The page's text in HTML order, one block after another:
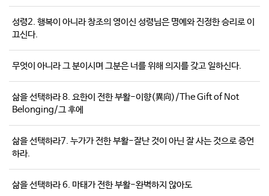
성령2. 행복이 아니라 창조의 영이신 성령님은 명예와 진정한 승리로 이
끄신다.
무엇이 아니라 그 분이시며 그분은 너를 위해 의지를 갖고 일하신다.
삶을 선택하라 8. 요한이 전한 부활-이향(異向)/The Gift of Not
Belonging/그 후에
삶을 선택하라7. 누가가 전한 부활-잘난 것이 아닌 잘 사는 것으로 증언
하라.
삶을 선택하라 6. 마태가 전한 부활-완벽하지 않아도